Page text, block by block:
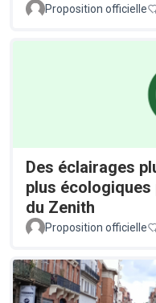
Proposition officielle
Des éclairages
plus
du Zenith
Proposition officielle